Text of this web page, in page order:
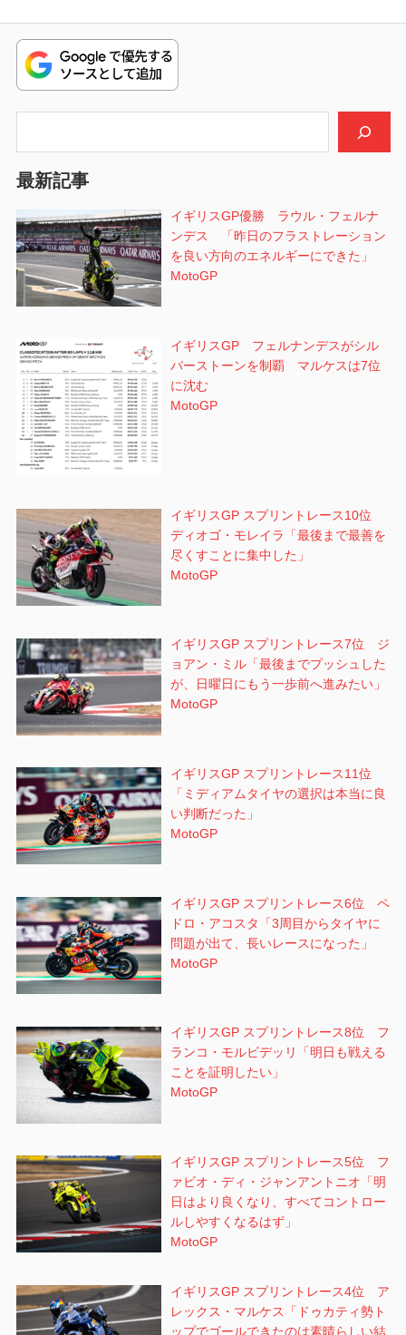
ナ
ビ
ゲ
ー
シ
ョ
ン
稿:
投
稿:
最新記事
イギリスGP優勝 ラウル・フェルナ
ンデス 「昨日のフラストレーション
を良い方向のエネルギーにできた」
MotoGP
イギリスGP フェルナンデスがシル
バーストーンを制覇 マルケスは7位
に沈む
MotoGP
イギリスGP スプリントレース10位
ディオゴ・モレイラ「最後まで最善を
尽くすことに集中した」
MotoGP
イギリスGP スプリントレース7位 ジ
ョアン・ミル「最後までプッシュした
が、日曜日にもう一歩前へ進みたい」
MotoGP
イギリスGP スプリントレース11位
「ミディアムタイヤの選択は本当に良
い判断だった」
MotoGP
イギリスGP スプリントレース6位 ペ
ドロ・アコスタ「3周目からタイヤに
問題が出て、長いレースになった」
MotoGP
イギリスGP スプリントレース8位 フ
ランコ・モルビデッリ「明日も戦える
ことを証明したい」
MotoGP
イギリスGP スプリントレース5位 フ
ァビオ・ディ・ジャンアントニオ「明
日はより良くなり、すべてコントロー
ルしやすくなるはず」
MotoGP
イギリスGP スプリントレース4位 ア
レックス・マルケス「ドゥカティ勢ト
ップでゴールできたのは素晴らしい結